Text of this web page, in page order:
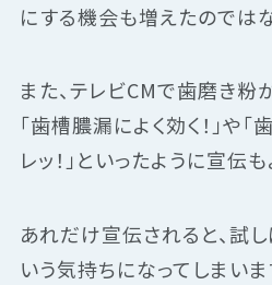
にする機会も増えたのではな
また、テレビCMで歯磨き
「歯槽膿漏によく効く！」や
レッ！」といったように宣伝も
あれだけ宣伝されると、試
いう気持ちになってしまいま